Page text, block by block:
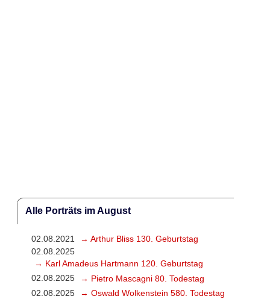
Alle Porträts im August
02.08.2021
→ Arthur Bliss 130. Geburtstag
02.08.2025
→ Karl Amadeus Hartmann 120. Geburtstag
02.08.2025
→ Pietro Mascagni 80. Todestag
02.08.2025
→ Oswald Wolkenstein 580. Todestag